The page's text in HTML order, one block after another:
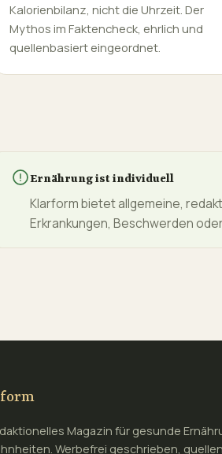
Kalorienbilanz, nicht die Uhrzeit. Der
Mythos im Faktencheck, ehrlich und
quellenbasiert eingeordnet.
Ernährung ist individuell
Klarform bietet allgemeine,
Erkrankungen, Beschwerden
form
Magazin für gesunde
Werbefrei geschrieben,